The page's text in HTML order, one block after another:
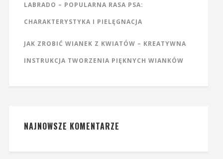
LABRADO – POPULARNA RASA PSA:
CHARAKTERYSTYKA I PIELĘGNACJA
JAK ZROBIĆ WIANEK Z KWIATÓW – KREATYWNA
INSTRUKCJA TWORZENIA PIĘKNYCH WIANKÓW
NAJNOWSZE KOMENTARZE